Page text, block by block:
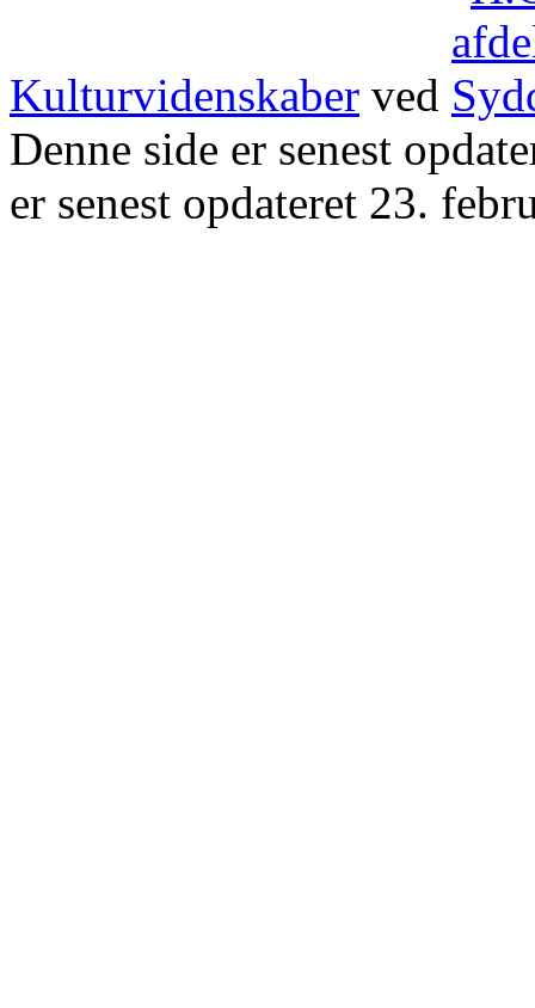
Kulturvidenskaber ved
Denne side er senest
er senest opdateret 23.